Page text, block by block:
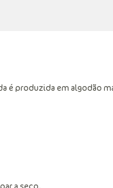
é produzida em algodão
a seco.